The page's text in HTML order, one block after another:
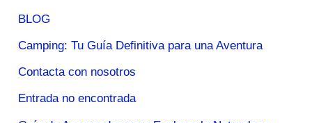
BLOG
Camping: Tu Guía Definitiva para una Aventura
Contacta con nosotros
Entrada no encontrada